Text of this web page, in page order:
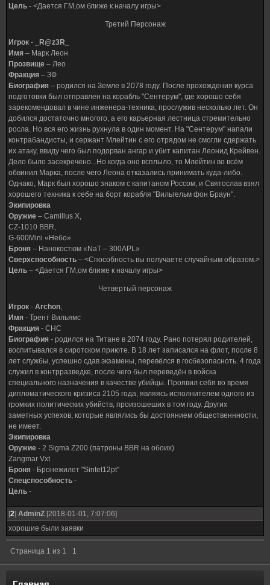
Цель - <Дается ГМ,ом ближе к началу игры>
Третий Персонаж
Игрок -
_R@z3R_
Имя – Марк Леон
Прозвище – Лео
Фракция – ЗФ
Биография – родился на Земле в 2078 году. После прохождения курса
подготовки был отправлен на корабль "Сентерум", где хорошо себя
зарекомендовал в чине инженера-техника, прослужив несколько лет. Он
добился достаточно многого, а его карьерная лестница стремительно
росла. Но вся его жизнь рухнула в один момент. На "Сентерум" напали
контрабандисты, и сержант Млейтин с его отрядом не смогли сдержать
их атаку, ввиду чего был подорван ангар и убит капитан Леонид Крейвен.
Дело было засекречено...Но когда оно всплыло, то Млейтин во всём
обвинил Марка, после чего Леона отказались принимать куда-либо.
Однако, Марк был хорошо знаком с капитаном Россом, и Святослав взял
хорошего техника к себе на борт корабля "Вильгельм фон Браун".
Экипировка
Оружие – Camillus X,
CZ-1010 BBR,
G-600Mini «Небо»
Броня – Нанокостюм «NaT – 300APL»
Сверхспособность – <Способность вы получаете случайным образом.>
Цель – <Дается ГМ,ом ближе к началу игры>
Четвертый персонаж
Игрок - Archon,
Имя - Трент Вильямс
Фракция - СНС
Биография - родился на Титане в 2074 году. Рано потерял родителей,
воспитывался в сиротском приюте. В 18 лет записался на флот, после 8
лет службы, успешно сдав экзамены, перевёлся в госбезопасноть. 4 года
служил в контрразведке, после чего был переведён в войска
специального назначения в качестве убийцы. Проявил себя во время
дипломатического кризиса 2105 года, являясь исполнителем одного из
громких политических убийств, произошеших в том году. Других
заметных успехов, которые являлись бы достоянием общественнности,
не имеет.
Экипировка
Оружие - 2 Sigma Z200 (патроны BBR на обоих)
Zangmar Vxt
Броня - Бронежилет "Sintet12pt"
Спецспособность -
Цель -
[2] AdminZ [2018-01-01, 7:07:06]
хорошие были заявки
Страница 1 из 1 1